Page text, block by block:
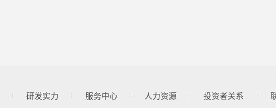
研发实力 服务中心 人力资源 投资者关系